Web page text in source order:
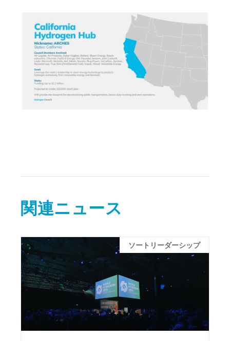
関連ニュース
ソートリーダーシップ